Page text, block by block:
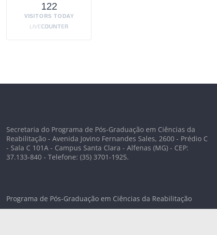
122
VISITORS TODAY
Secretaria do Programa de Pós-Graduação em Ciências da
Reabilitação - Avenida Jovino Fernandes Sales, 2600 - Prédio C
- Sala C 101A - Campus Santa Clara - Alfenas (MG) - CEP:
37.133-840 - Telefone: (35) 3701-1925.
Programa de Pós-Graduação em Ciências da Reabilitação